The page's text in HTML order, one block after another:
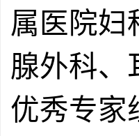
属医院妇
腺外科、
优秀专家